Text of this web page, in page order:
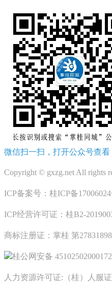
微信扫一扫，打开公众号查看
Copyright © gxzg.net All rights
ICP备案号：桂ICP备
ICP经营许可证：桂B2-
商标注册证：掌桂 第
桂公网安备
人力资源许可证:（桂）人服